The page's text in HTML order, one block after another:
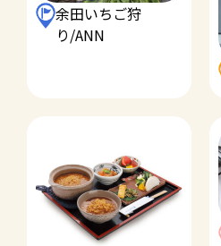
余田いちご狩
り/ANN